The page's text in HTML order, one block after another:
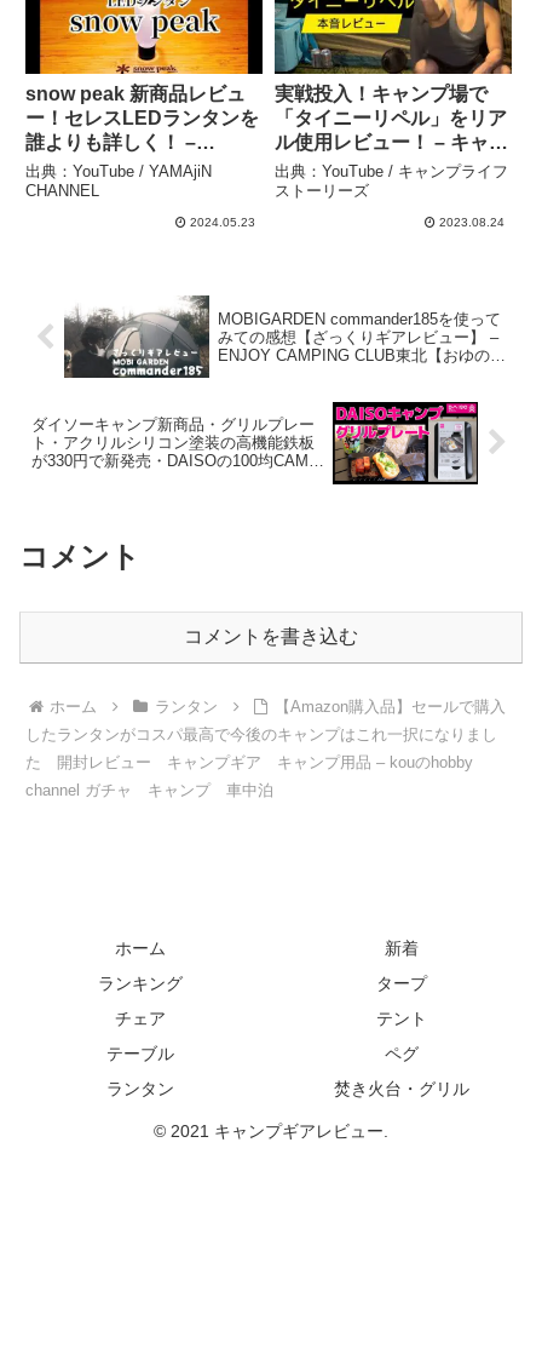
snow peak 新商品レビュ
ー！セレスLEDランタンを
誰よりも詳しく！ –
YAMAjiN CHANNEL
出典：YouTube / YAMAjiN
CHANNEL
2024.05.23
実戦投入！キャンプ場で
「タイニーリペル」をリア
ル使用レビュー！ – キャン
プライフストーリーズ
出典：YouTube / キャンプライフ
ストーリーズ
2023.08.24
MOBIGARDEN commander185を使って
みての感想【ざっくりギアレビュー】 –
ENJOY CAMPING CLUB東北【おゆのキ
ダイソーキャンプ新商品・グリルプレー
ト・アクリルシリコン塗装の高機能鉄板
が330円で新発売・DAISOの100均CAMP
コメント
コメントを書き込む
ホーム ランタン
【Amazon購入品】セールで購入
したランタンがコスパ最高で今後のキャンプはこれ一択になりまし
た 開封レビュー キャンプギア キャンプ用品 – kouのhobby
channel ガチャ キャンプ 車中泊
ホーム
新着
ランキング
タープ
チェア
テント
テーブル
ペグ
ランタン
焚き火台・グリル
© 2021 キャンプギアレビュー.